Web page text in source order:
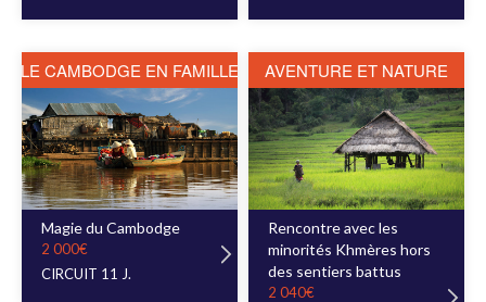
LE CAMBODGE EN FAMILLE
Magie du Cambodge
2 000€
CIRCUIT 11 J.
AVENTURE ET NATURE
Rencontre avec les
minorités Khmères hors
des sentiers battus
2 040€